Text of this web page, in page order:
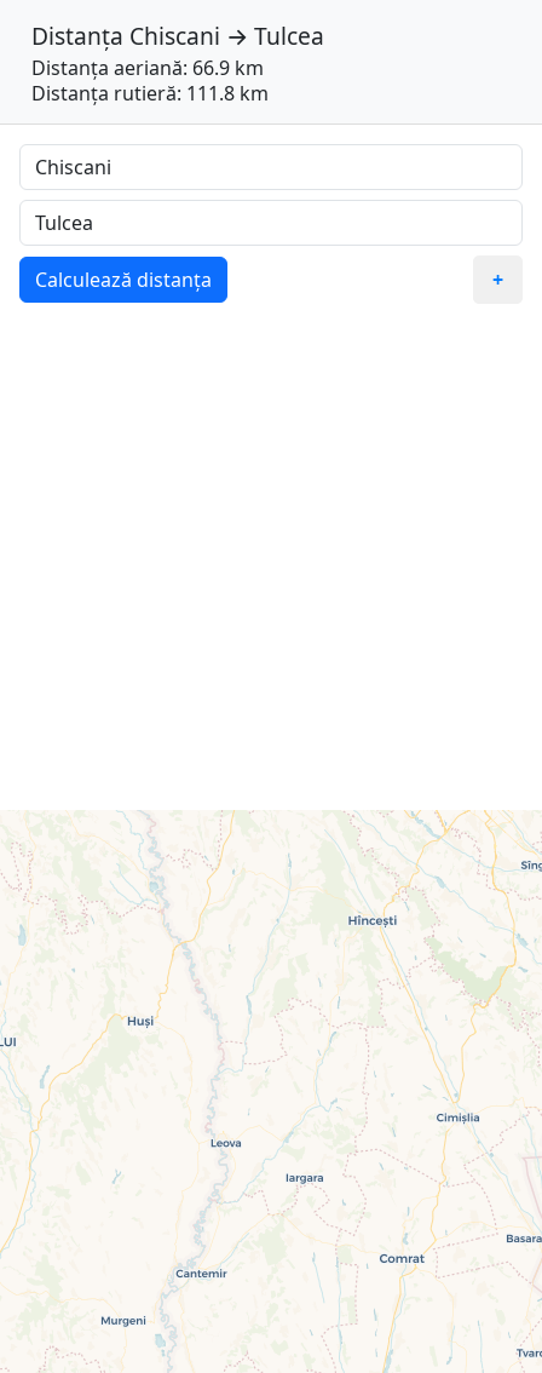
Distanța Chiscani → Tulcea
Distanța aeriană: 66.9 km
Distanța rutieră: 111.8 km
Calculează distanța +